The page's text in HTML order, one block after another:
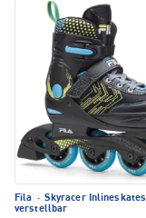
Fila · Skyracer Inlineskates
verstellbar